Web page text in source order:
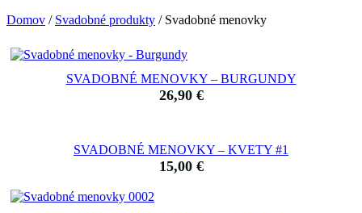
Domov / Svadobné produkty / Svadobné menovky
SVADOBNÉ MENOVKY – BURGUNDY
26,90 €
SVADOBNÉ MENOVKY – KVETY #1
15,00 €